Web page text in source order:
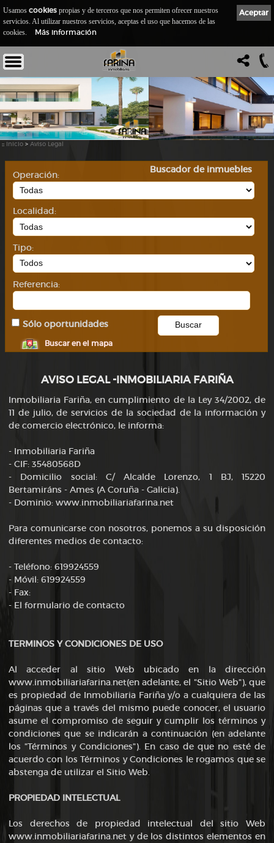
:: Inicio > Aviso Legal
Buscador de inmuebles
Operación:
Localidad:
Tipo:
Referencia:
Sólo oportunidades
Buscar en el mapa
AVISO LEGAL -INMOBILIARIA FARIÑA
Inmobiliaria Fariña, en cumplimiento de la Ley 34/2002, de
11 de julio, de servicios de la sociedad de la información y
de comercio electrónico, le informa:
- Inmobiliaria Fariña
- CIF: 35480568D
- Domicilio social: C/ Alcalde Lorenzo, 1 BJ, 15220
Bertamiráns - Ames (A Coruña - Galicia).
- Dominio: www.inmobiliariafarina.net
Para comunicarse con nosotros, ponemos a su disposición
diferentes medios de contacto:
- Teléfono: 619924559
- Móvil: 619924559
- Fax:
- El formulario de contacto
TERMINOS Y CONDICIONES DE USO
Al acceder al sitio Web ubicado en la dirección
www.inmobiliariafarina.net(en adelante, el "Sitio Web"), que
es propiedad de Inmobiliaria Fariña y/o a cualquiera de las
páginas que a través del mismo puede conocer, el usuario
asume el compromiso de seguir y cumplir los términos y
condiciones que se indicarán a continuación (en adelante
los "Términos y Condiciones"). En caso de que no esté de
acuerdo con los Términos y Condiciones le rogamos que se
abstenga de utilizar el Sitio Web.
PROPIEDAD INTELECTUAL
Los derechos de propiedad intelectual del sitio Web
www.inmobiliariafarina.net y de los distintos elementos en
Aceptar
Usamos cookies propias y de terceros que nos permiten ofrecer nuestros
servicios. Al utilizar nuestros servicios, aceptas el uso que hacemos de las
cookies.
Más información